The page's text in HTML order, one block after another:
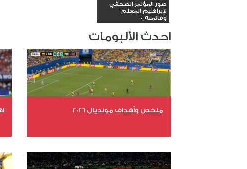
صور المؤتمر الصحفي
لإبراهيم المعلم
وقائمته_0
احدث الألبومات
ملخص وأهداف مونديال 2026
عدد المشاهدات 5415